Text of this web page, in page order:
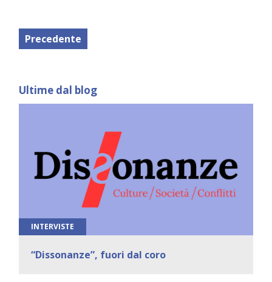
Precedente
Ultime dal blog
INTERVISTE
“Dissonanze”, fuori dal coro